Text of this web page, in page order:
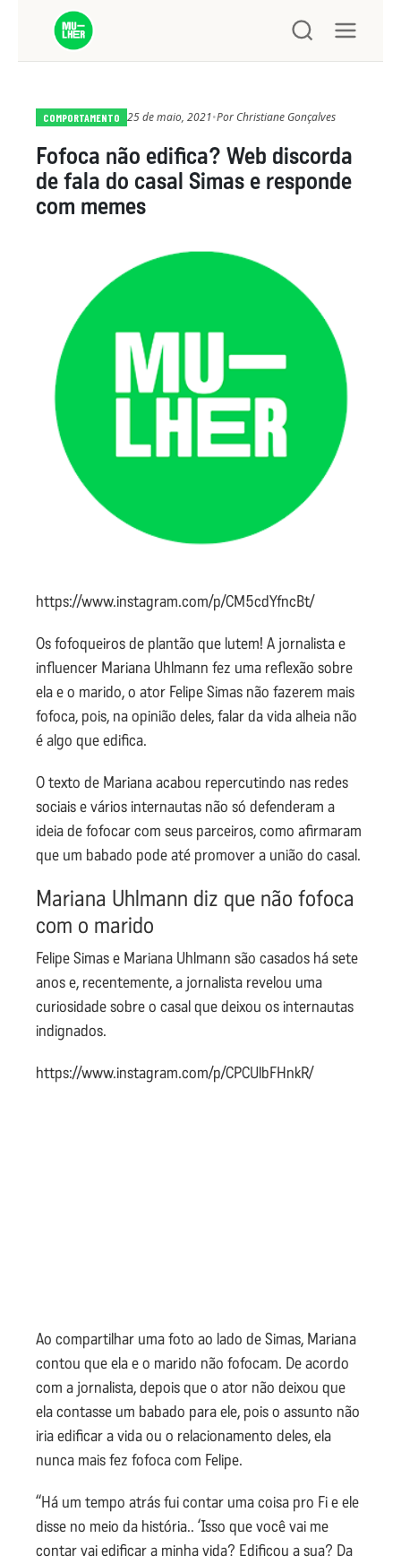
COMPORTAMENTO 25 de maio, 2021•Por Christiane Gonçalves
Fofoca não edifica? Web discorda
de fala do casal Simas e responde
com memes
https://www.instagram.com/p/CM5cdYfncBt/
Os fofoqueiros de plantão que lutem! A jornalista e
influencer Mariana Uhlmann fez uma reflexão sobre
ela e o marido, o ator Felipe Simas não fazerem mais
fofoca, pois, na opinião deles, falar da vida alheia não
é algo que edifica.
O texto de Mariana acabou repercutindo nas redes
sociais e vários internautas não só defenderam a
ideia de fofocar com seus parceiros, como afirmaram
que um babado pode até promover a união do casal.
Mariana Uhlmann diz que não fofoca
com o marido
Felipe Simas e Mariana Uhlmann são casados há sete
anos e, recentemente, a jornalista revelou uma
curiosidade sobre o casal que deixou os internautas
indignados.
https://www.instagram.com/p/CPCUlbFHnkR/
Ao compartilhar uma foto ao lado de Simas, Mariana
contou que ela e o marido não fofocam. De acordo
com a jornalista, depois que o ator não deixou que
ela contasse um babado para ele, pois o assunto não
iria edificar a vida ou o relacionamento deles, ela
nunca mais fez fofoca com Felipe.
“Há um tempo atrás fui contar uma coisa pro Fi e ele
disse no meio da história.. ‘Isso que você vai me
contar vai edificar a minha vida? Edificou a sua? Da